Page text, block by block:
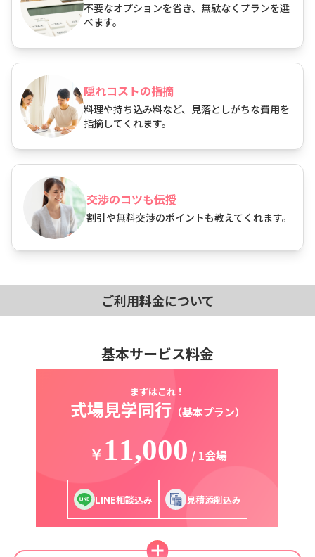
不要なオプションを省き、無駄なくプランを選
べます。
隠れコストの指摘
料理や持ち込み料など、見落としがちな費用を
指摘してくれます。
交渉のコツも伝授
割引や無料交渉のポイントも教えてくれます。
ご利用料金について
基本サービス料金
まずはこれ！
式場見学同行（基本プラン）
￥ 11,000 / 1会場
LINE相談込み 見積添削込み